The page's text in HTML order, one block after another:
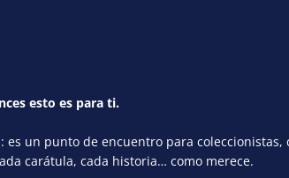
esto es para ti.
un punto de encuentro para coleccionistas,
carátula, cada historia… como merece.